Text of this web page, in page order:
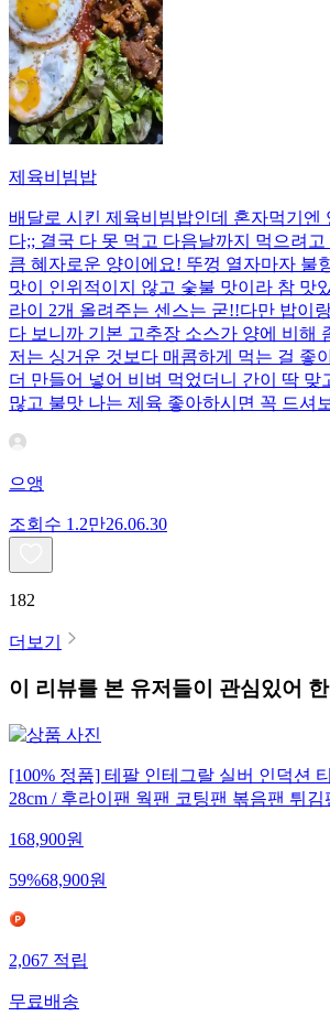
제육비빔밥
배달로 시킨 제육비빔밥인데 혼자먹기엔
다;; 결국 다 못 먹고 다음날까지 먹으려
큼 혜자로운 양이에요! 뚜껑 열자마자 불
맛이 인위적이지 않고 숯불 맛이라 참 맛
라이 2개 올려주는 센스는 굳!! ​다만 밥이
다 보니까 기본 고추장 소스가 양에 비해
저는 싱거운 것보다 매콤하게 먹는 걸 좋
더 만들어 넣어 비벼 먹었더니 간이 딱 맞
많고 불맛 나는 제육 좋아하시면 꼭 드셔
으앵
조회수 1.2만26.06.30
182
더보기
이 리뷰를 본 유저들이 관심있어
[100% 정품] 테팔 인테그랄 실버 인덕션
28cm / 후라이팬 웍팬 코팅팬 볶음팬 튀김
168,900원
59%68,900원
2,067 적립
무료배송